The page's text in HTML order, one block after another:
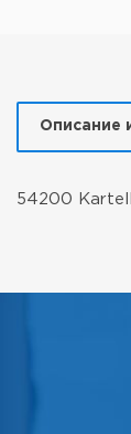
Описание
54200 Kartell